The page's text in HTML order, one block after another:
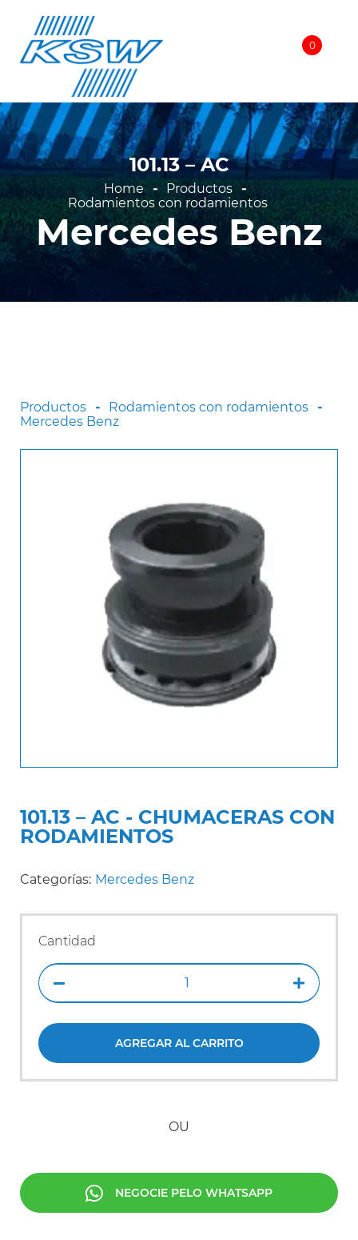
Voltar
con rodamientos
DAF
Ford
General Motors
Internacional
Iveco
Man
Sinotruck
(Recarga)
cerradura
y kits
101.13 – AC
Home
Productos
Rodamientos con rodamientos
Mercedes Benz
Productos
Rodamientos con rodamientos
Mercedes Benz
101.13 – AC - CHUMACERAS CON
RODAMIENTOS
Categorías: Mercedes Benz
Cantidad
AGREGAR AL CARRITO
OU
NEGOCIE PELO WHATSAPP